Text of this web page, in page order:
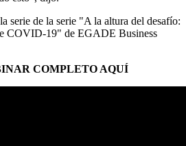
serie de la serie "A la altura del desafío:
COVID-19" de EGADE Business
COMPLETO AQUÍ